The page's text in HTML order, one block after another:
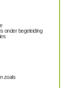
onder begeleiding
zoals